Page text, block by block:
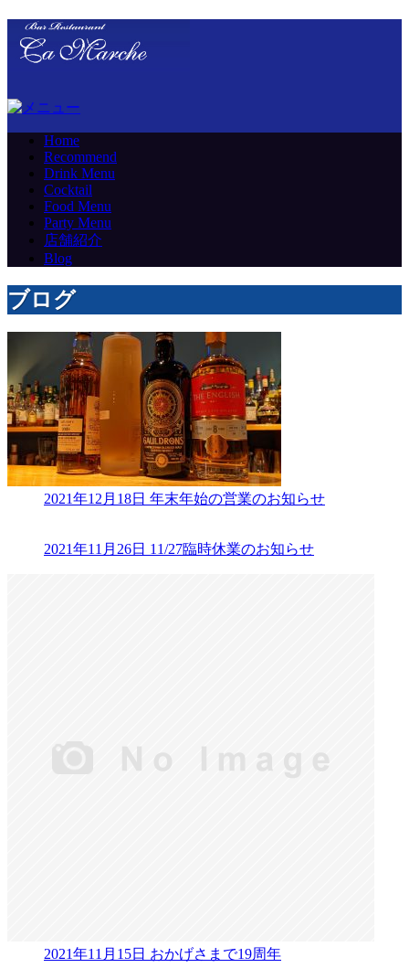
Home
Recommend
Drink Menu
Cocktail
Food Menu
Party Menu
店舗紹介
Blog
ブログ
2021年12月18日 年末年始の営業のお知らせ
2021年11月26日 11/27臨時休業のお知らせ
2021年11月15日 おかげさまで19周年